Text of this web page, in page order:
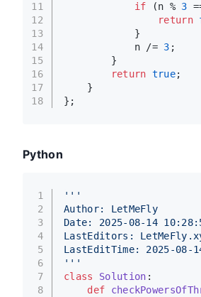
11
12
13
14
15
16
17
18
if (n % 3
return
            }
            n /=
3 ;
        }
return true;
    }
};
Python
1
2
3
4
5
6
7
8
'''
Author: LetMeFly
Date: 2025-08-14
LastEditors:
LastEditTime: 2025-08-
'''
class
Solution :
def